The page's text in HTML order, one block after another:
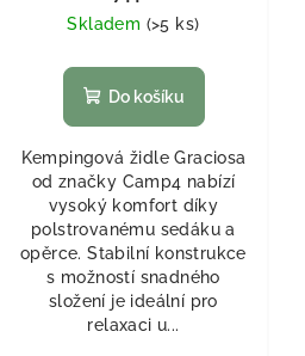
Skladem (>5 ks)
Do košíku
Kempingová židle Graciosa
od značky Camp4 nabízí
vysoký komfort díky
polstrovanému sedáku a
opěrce. Stabilní konstrukce
s možností snadného
složení je ideální pro
relaxaci u...